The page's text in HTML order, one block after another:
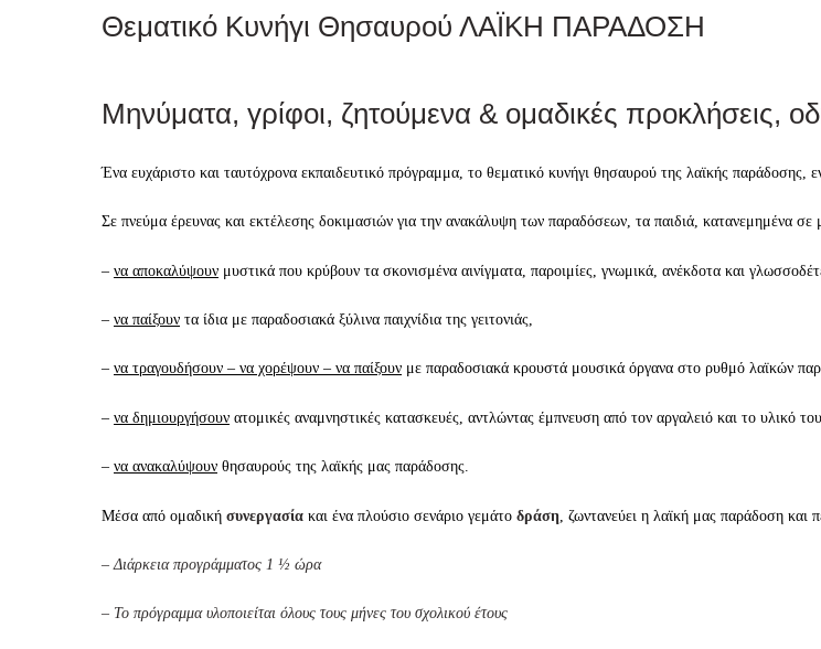
Θεματικό Κυνήγι Θησαυρού ΛΑΪΚΗ ΠΑΡΑΔΟΣΗ
Μηνύματα, γρίφοι, ζητούμενα & ομαδικές προκλήσεις,
Ένα ευχάριστο και ταυτόχρονα εκπαιδευτικό πρόγραμμα, το θεματικό κυνήγι θησαυρού της λαϊκής παράδοσης,
Σε πνεύμα έρευνας και εκτέλεσης δοκιμασιών για την ανακάλυψη των παραδόσεων, τα παιδιά, κατανεμημένα σε
– να αποκαλύψουν μυστικά που κρύβουν τα σκονισμένα αινίγματα, παροιμίες, γνωμικά, ανέκδοτα και
– να παίξουν τα ίδια με παραδοσιακά ξύλινα παιχνίδια της γειτονιάς,
– να τραγουδήσουν – να χορέψουν – να παίξουν με παραδοσιακά κρουστά μουσικά όργανα στο ρυθμό λαϊκών
– να δημιουργήσουν ατομικές αναμνηστικές κατασκευές, αντλώντας έμπνευση από τον αργαλειό και το υλικό
– να ανακαλύψουν θησαυρούς της λαϊκής μας παράδοσης.
Μέσα από ομαδική συνεργασία και ένα πλούσιο σενάριο γεμάτο δράση , ζωντανεύει η λαϊκή μας παράδοση και
– Διάρκεια προγράμματος 1 ½ ώρα
– Το πρόγραμμα υλοποιείται όλους τους μήνες του σχολικού έτους